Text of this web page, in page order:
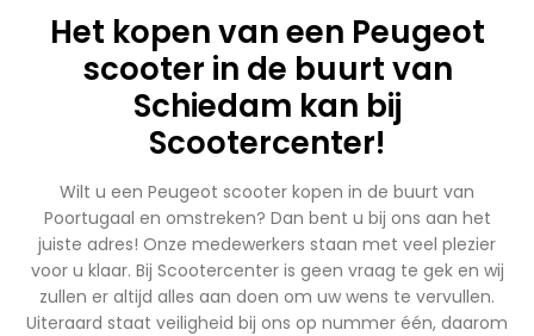
Het kopen van een Peugeot
scooter in de buurt van
Schiedam kan bij
Scootercenter!
Wilt u een Peugeot scooter kopen in de buurt van
Poortugaal en omstreken? Dan bent u bij ons aan het
juiste adres! Onze medewerkers staan met veel plezier
voor u klaar. Bij Scootercenter is geen vraag te gek en wij
zullen er altijd alles aan doen om uw wens te vervullen.
Uiteraard staat veiligheid bij ons op nummer één, daarom